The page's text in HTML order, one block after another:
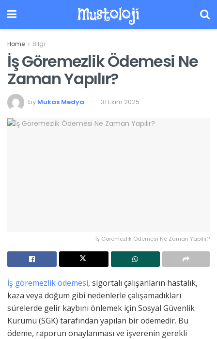
Mustoloji
Home Bilgi
İş Göremezlik Ödemesi Ne
Zaman Yapılır?
by Mukas Medya 31 Ekim 2025
İş Göremezlik Ödemesi Ne Zaman Yapılır?
İş göremezlik ödemesi, sigortalı çalışanların hastalık,
kaza veya doğum gibi nedenlerle çalışamadıkları
sürelerde gelir kaybını önlemek için Sosyal Güvenlik
Kurumu (SGK) tarafından yapılan bir ödemedir. Bu
ödeme, raporun onaylanması ve işverenin gerekli